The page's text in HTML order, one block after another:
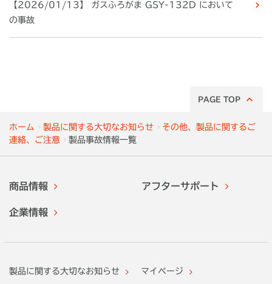
ホーム 製品に関する大切なお知らせ
その他、製品に関するご
連絡、ご注意
製品事故情報一覧
【2026/01/13】 ガスふろがま GSY-132D において
の事故
PAGE TOP
商品情報 アフターサポート
企業情報
製品に関する大切なお知らせ マイページ